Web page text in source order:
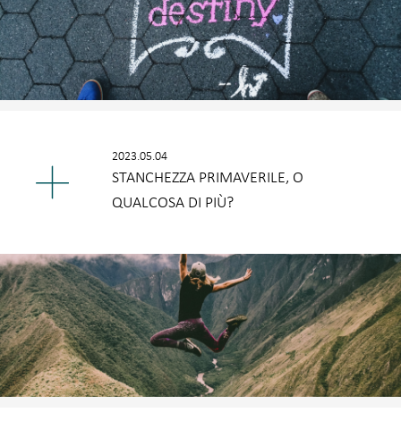
2023.05.04
STANCHEZZA PRIMAVERILE, O
QUALCOSA DI PIÙ?